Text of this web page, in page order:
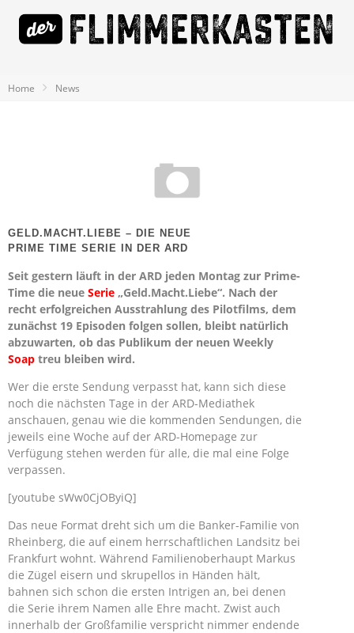
Home News
GELD.MACHT.LIEBE – DIE NEUE
PRIME TIME SERIE IN DER ARD
Seit gestern läuft in der ARD jeden Montag zur Prime-
Time die neue Serie „Geld.Macht.Liebe“. Nach der
recht erfolgreichen Ausstrahlung des Pilotfilms, dem
zunächst 19 Episoden folgen sollen, bleibt natürlich
abzuwarten, ob das Publikum der neuen Weekly
Soap treu bleiben wird.
Wer die erste Sendung verpasst hat, kann sich diese
noch die nächsten Tage in der ARD-Mediathek
anschauen, genau wie die kommenden Sendungen, die
jeweils eine Woche auf der ARD-Homepage zur
Verfügung stehen werden für alle, die mal eine Folge
verpassen.
[youtube sWw0CjOByiQ]
Das neue Format dreht sich um die Banker-Familie von
Rheinberg, die auf einem herrschaftlichen Landsitz bei
Frankfurt wohnt. Während Familienoberhaupt Markus
die Zügel eisern und skrupellos in Händen hält,
bahnen sich schon die ersten Intrigen an, bei denen
die Serie ihrem Namen alle Ehre macht. Zwist auch
innerhalb der Großfamilie verspricht nimmer endende